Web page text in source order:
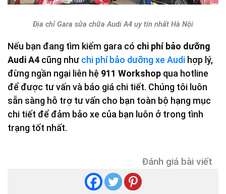
Địa chỉ Gara sửa chữa Audi A4 uy tín nhất Hà Nội
Nếu bạn đang tìm kiếm gara có chi phí bảo dưỡng
Audi A4 cũng như chi phí bảo dưỡng xe Audi hợp lý,
đừng ngần ngại liên hệ 911 Workshop qua hotline
để được tư vấn và báo giá chi tiết. Chúng tôi luôn
sẵn sàng hỗ trợ tư vấn cho bạn toàn bộ hạng mục
chi tiết để đảm bảo xe của bạn luôn ở trong tình
trạng tốt nhất.
Đánh giá bài viết